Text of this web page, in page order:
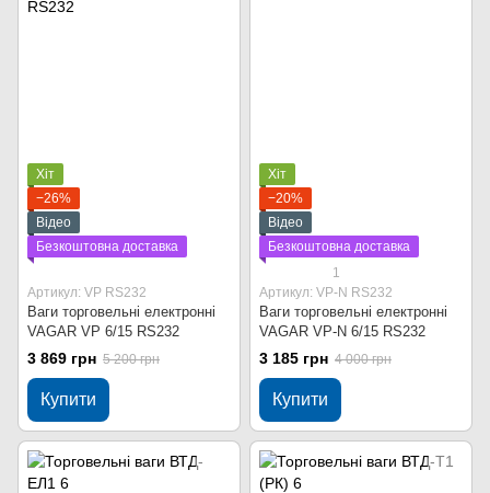
Хіт
−26%
Відео
Безкоштовна доставка
Артикул: VP RS232
Ваги торговельні електронні
VAGAR VP 6/15 RS232
3 869 грн 5 200 грн
Купити
Хіт
−20%
Відео
Безкоштовна доставка
1
Артикул: VP-N RS232
Ваги торговельні електронні
VAGAR VP-N 6/15 RS232
3 185 грн 4 000 грн
Купити